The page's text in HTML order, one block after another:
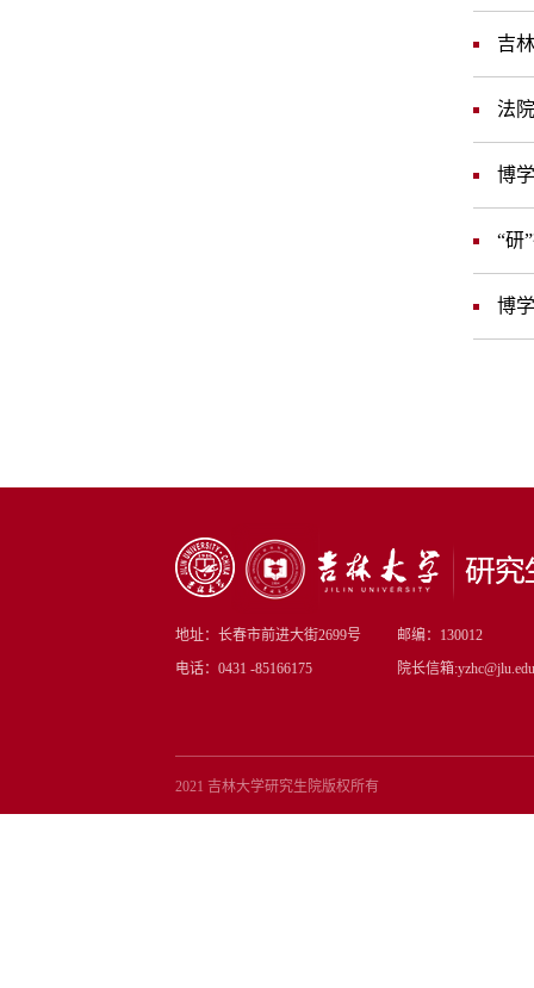
吉
法
博
“研
博
地址：长春市前进大街2699号
邮编：130012
电话：0431 -85166175
院长信箱
2021 吉林大学研究生院版权所有